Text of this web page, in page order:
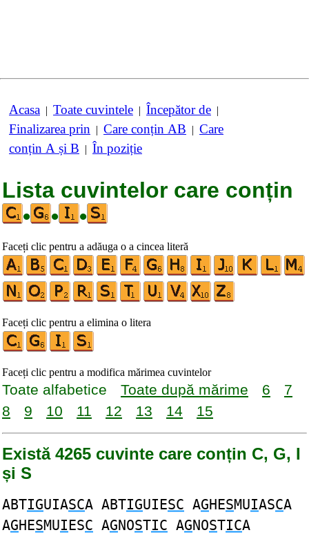
Acasa | Toate cuvintele | Începător de |
Finalizarea prin | Care conțin AB | Care
conțin A și B | În poziție
Lista cuvintelor care conțin
•
• •
Faceți clic pentru a adăuga o a cincea literă
Faceți clic pentru a elimina o litera
Faceți clic pentru a modifica mărimea cuvintelor
Toate alfabetice Toate după mărime 6
7
8
9 10 11 12 13 14 15
Există 4265 cuvinte care conțin C, G, I
și S
ABTIGUIASCA ABTIGUIESC AGHESMUIASCA
AGHESMUIESC AGNOSTIC AGNOSTICA